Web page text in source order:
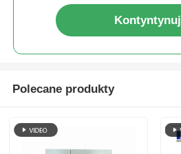
Kontrola jakości
Wszystkie przypadki
Kontyntynuj
Polecane produkty